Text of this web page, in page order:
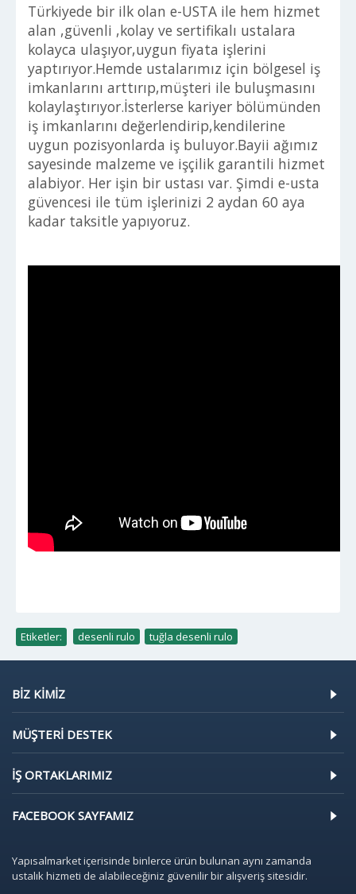
Türkiyede bir ilk olan e-USTA ile hem hizmet
alan ,güvenli ,kolay ve sertifikalı ustalara
kolayca ulaşıyor,uygun fiyata işlerini
yaptırıyor.Hemde ustalarımız için bölgesel iş
imkanlarını arttırıp,müşteri ile buluşmasını
kolaylaştırıyor.İsterlerse kariyer bölümünden
iş imkanlarını değerlendirip,kendilerine
uygun pozisyonlarda iş buluyor.Bayii ağımız
sayesinde malzeme ve işçilik garantili hizmet
alabiyor. Her işin bir ustası var. Şimdi e-usta
güvencesi ile tüm işlerinizi 2 aydan 60 aya
kadar taksitle yapıyoruz.
Etiketler: desenli rulo tuğla desenli rulo
BIZ KIMIZ
MÜŞTERI DESTEK
İŞ ORTAKLARIMIZ
FACEBOOK SAYFAMIZ
Yapısalmarket içerisinde binlerce ürün bulunan aynı zamanda
ustalık hizmeti de alabileceğiniz güvenilir bir alışveriş sitesidir.